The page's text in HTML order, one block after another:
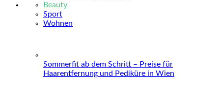
Beauty
Sport
Wohnen
Sommerfit ab dem Schritt – Preise für
Haarentfernung und Pediküre in Wien